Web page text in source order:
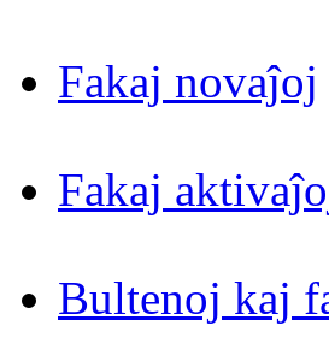
Fakaj novaĵoj
Fakaj
Bultenoj kaj